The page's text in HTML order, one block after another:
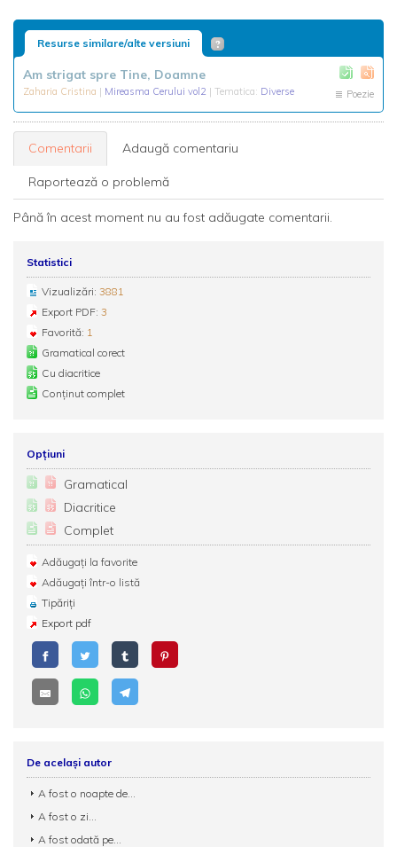
Resurse similare/alte versiuni
Am strigat spre Tine, Doamne
Zaharia Cristina | Mireasma Cerului vol2 | Tematica: Diverse Poezie
Comentarii Adaugă comentariu
Raportează o problemă
Până în acest moment nu au fost adăugate comentarii.
Statistici
Vizualizări: 3881
Export PDF: 3
Favorită: 1
Gramatical corect
Cu diacritice
Conținut complet
Opțiuni
Gramatical
Diacritice
Complet
Adăugați la favorite
Adăugați într-o listă
Tipăriți
Export pdf
De același autor
A fost o noapte de...
A fost o zi...
A fost odată pe...